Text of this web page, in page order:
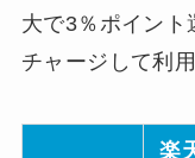
大で3％ポイント
チャージして利
楽